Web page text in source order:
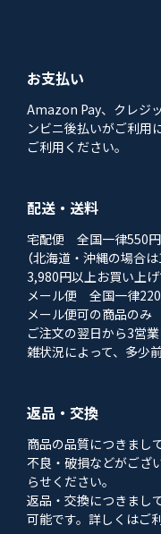
お支払い
Amazon Pay、クレジ
ンビニ後払いがご利用
ご利用ください。
配送・送料
宅配便 全国一律550円
（北海道・沖縄の場合は
3,980円以上お買い上
メール便 全国一律
メール便可の商品のみ
ご注文の翌日から3営
雑状況によって、多少
返品・交換
商品の品質につきまし
不良・破損などがござ
らせください。
返品・交換につきまし
可能です。詳しくはご